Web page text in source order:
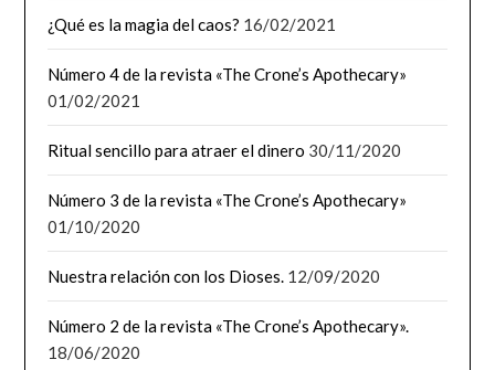
¿Qué es la magia del caos? 16/02/2021
Número 4 de la revista «The Crone’s Apothecary»
01/02/2021
Ritual sencillo para atraer el dinero 30/11/2020
Número 3 de la revista «The Crone’s Apothecary»
01/10/2020
Nuestra relación con los Dioses. 12/09/2020
Número 2 de la revista «The Crone’s Apothecary».
18/06/2020